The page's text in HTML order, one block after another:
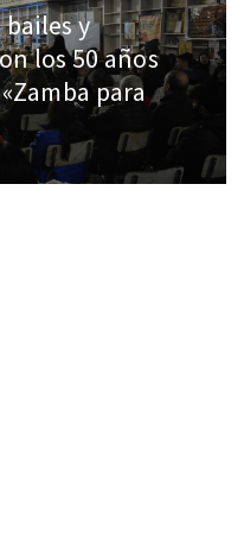
y
los 50 años
para